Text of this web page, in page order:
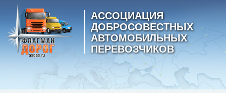
АССОЦИАЦИЯ
ДОБРОСОВЕСТНЫХ
АВТОМОБИЛЬНЫХ
ПЕРЕВОЗЧИКОВ